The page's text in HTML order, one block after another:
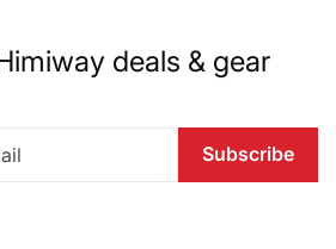
deals & gear
Subscribe